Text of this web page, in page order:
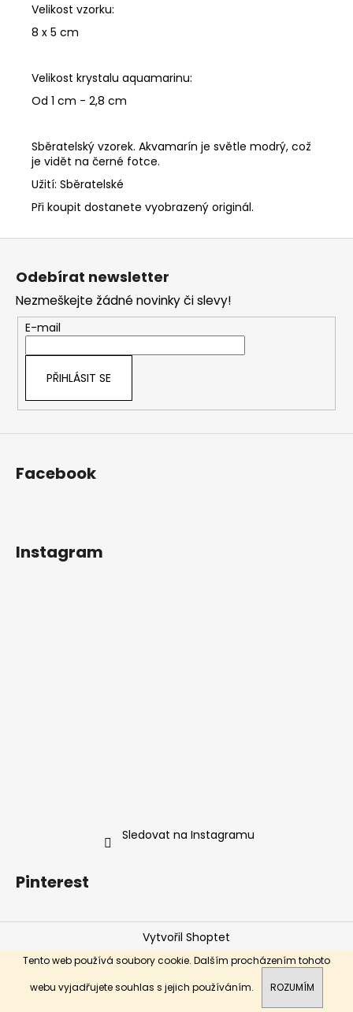
Tento web používá soubory cookie. Dalším procházením tohoto
webu vyjadřujete souhlas s jejich používáním.
ROZUMÍM
Velikost vzorku:
8 x 5 cm
Velikost krystalu aquamarinu:
Od 1 cm - 2,8 cm
Sběratelský vzorek. Akvamarín je světle modrý, což
je vidět na černé fotce.
Užití: Sběratelské
Při koupit dostanete vyobrazený originál.
Z
Odebírat newsletter
Nezmeškejte žádné novinky či slevy!
E-mail
PŘIHLÁSIT SE
Facebook
Instagram
Sledovat na Instagramu
Pinterest
Vytvořil Shoptet
Copyright 2026ŠUNGIT STORE. Všechna práva